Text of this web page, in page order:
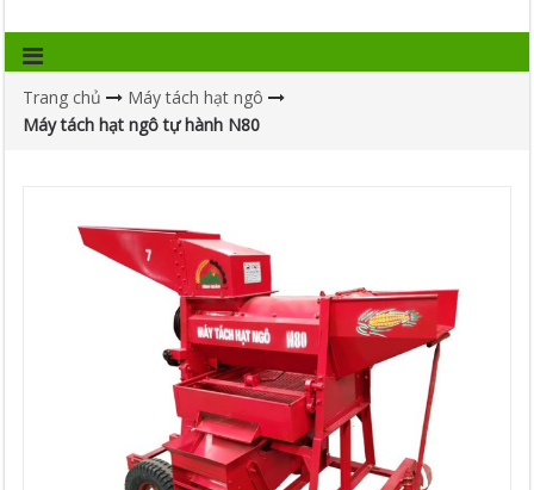
Trang chủ
Máy tách hạt ngô
Máy tách hạt ngô tự hành N80